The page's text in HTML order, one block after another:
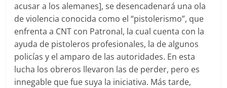
acusar a los alemanes], se desencadenará una ola
de violencia conocida como el “pistolerismo”, que
enfrenta a CNT con Patronal, la cual cuenta con la
ayuda de pistoleros profesionales, la de algunos
policías y el amparo de las autoridades. En esta
lucha los obreros llevaron las de perder, pero es
innegable que fue suya la iniciativa. Más tarde,